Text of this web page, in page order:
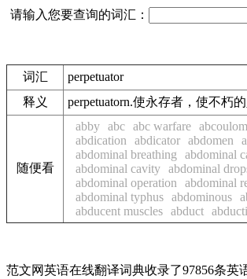
请输入您要查询的词汇：
词汇
perpetuator
释义
perpetuatorn.使永存者，使不朽的
随便看
abby abc abc warfare
abdication
abdicator abdomen
abdominal breathing
abdominal
abdominal cavity abdominal
abdominal operation
abdominal
abdominal typhus abdominous
abducent muscles abduct
范文网英语在线翻译词典收录了97856条英